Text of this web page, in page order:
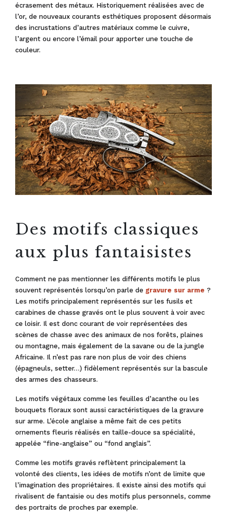
écrasement des métaux. Historiquement réalisées avec de
l’or, de nouveaux courants esthétiques proposent désormais
des incrustations d’autres matériaux comme le cuivre,
l’argent ou encore l’émail pour apporter une touche de
couleur.
Des motifs classiques
aux plus fantaisistes
Comment ne pas mentionner les différents motifs le plus
souvent représentés lorsqu’on parle de gravure sur arme ?
Les motifs principalement représentés sur les fusils et
carabines de chasse gravés ont le plus souvent à voir avec
ce loisir. Il est donc courant de voir représentées des
scènes de chasse avec des animaux de nos forêts, plaines
ou montagne, mais également de la savane ou de la jungle
Africaine. Il n’est pas rare non plus de voir des chiens
(épagneuls, setter…) fidèlement représentés sur la bascule
des armes des chasseurs.
Les motifs végétaux comme les feuilles d’acanthe ou les
bouquets floraux sont aussi caractéristiques de la gravure
sur arme. L’école anglaise a même fait de ces petits
ornements fleuris réalisés en taille-douce sa spécialité,
appelée “fine-anglaise” ou “fond anglais”.
Comme les motifs gravés reflètent principalement la
volonté des clients, les idées de motifs n’ont de limite que
l’imagination des propriétaires. Il existe ainsi des motifs qui
rivalisent de fantaisie ou des motifs plus personnels, comme
des portraits de proches par exemple.